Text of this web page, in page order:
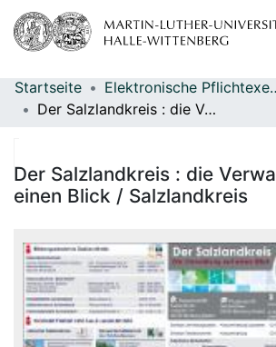
Bereiche & Sammlungen
Statistiken
Startseite
Der Salzlandkreis : die Verwaltung auf einen Blick / Salzlandkreis
Der Salzlandkreis : die
einen Blick / Salzlandkreis